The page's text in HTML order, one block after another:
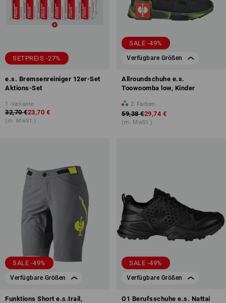
SETPREIS -27%
e.s. Bremsenreiniger 12er-Set
Aktions-Set
1 Variante
32,70 €23,70 €
(m. MwSt.)
SALE -49%
Verfügbare Größen
Allroundschuhe e.s.
Toowoomba low, Kinder
2 Farben
59,38 €29,74 €
(m. MwSt.)
SALE -49%
Verfügbare Größen
Funktions Short e.s.trail,
SALE -49%
Verfügbare Größen
O1 Berufsschuhe e.s. Nattai